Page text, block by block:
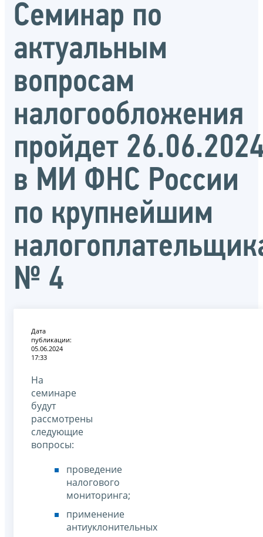
Семинар по
актуальным
вопросам
налогообложения
пройдет
в МИ ФНС России
по крупнейшим
№ 4
Дата
публикации:
05.06.2024
17:33
На
семинаре
будут
рассмотрены
следующие
вопросы:
проведение
налогового
мониторинга;
применение
антиуклонительных